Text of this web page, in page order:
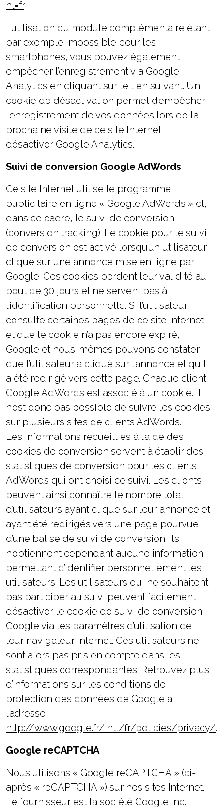
hl=fr.
L’utilisation du module complémentaire étant
par exemple impossible pour les
smartphones, vous pouvez également
empêcher l’enregistrement via Google
Analytics en cliquant sur le lien suivant. Un
cookie de désactivation permet d’empêcher
l’enregistrement de vos données lors de la
prochaine visite de ce site Internet:
désactiver Google Analytics.
Suivi de conversion Google AdWords
Ce site Internet utilise le programme
publicitaire en ligne « Google AdWords » et,
dans ce cadre, le suivi de conversion
(conversion tracking). Le cookie pour le suivi
de conversion est activé lorsqu’un utilisateur
clique sur une annonce mise en ligne par
Google. Ces cookies perdent leur validité au
bout de 30 jours et ne servent pas à
l’identification personnelle. Si l’utilisateur
consulte certaines pages de ce site Internet
et que le cookie n’a pas encore expiré,
Google et nous-mêmes pouvons constater
que l’utilisateur a cliqué sur l’annonce et qu’il
a été redirigé vers cette page. Chaque client
Google AdWords est associé à un cookie. Il
n’est donc pas possible de suivre les cookies
sur plusieurs sites de clients AdWords.
Les informations recueillies à l’aide des
cookies de conversion servent à établir des
statistiques de conversion pour les clients
AdWords qui ont choisi ce suivi. Les clients
peuvent ainsi connaître le nombre total
d’utilisateurs ayant cliqué sur leur annonce et
ayant été redirigés vers une page pourvue
d’une balise de suivi de conversion. Ils
n’obtiennent cependant aucune information
permettant d’identifier personnellement les
utilisateurs. Les utilisateurs qui ne souhaitent
pas participer au suivi peuvent facilement
désactiver le cookie de suivi de conversion
Google via les paramètres d’utilisation de
leur navigateur Internet. Ces utilisateurs ne
sont alors pas pris en compte dans les
statistiques correspondantes. Retrouvez plus
d’informations sur les conditions de
protection des données de Google à
l’adresse:
http://www.google.fr/intl/fr/policies/privacy/.
Google reCAPTCHA
Nous utilisons « Google reCAPTCHA » (ci-
après « reCAPTCHA ») sur nos sites Internet.
Le fournisseur est la société Google Inc.,